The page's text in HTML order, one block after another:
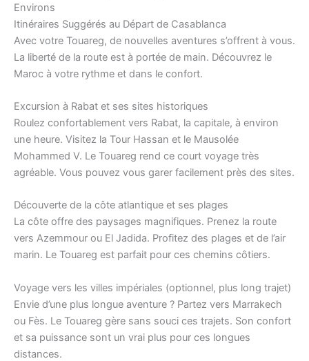
Environs
Itinéraires Suggérés au Départ de Casablanca
Avec votre Touareg, de nouvelles aventures s’offrent à vous.
La liberté de la route est à portée de main. Découvrez le
Maroc à votre rythme et dans le confort.
Excursion à Rabat et ses sites historiques
Roulez confortablement vers Rabat, la capitale, à environ
une heure. Visitez la Tour Hassan et le Mausolée
Mohammed V. Le Touareg rend ce court voyage très
agréable. Vous pouvez vous garer facilement près des sites.
Découverte de la côte atlantique et ses plages
La côte offre des paysages magnifiques. Prenez la route
vers Azemmour ou El Jadida. Profitez des plages et de l’air
marin. Le Touareg est parfait pour ces chemins côtiers.
Voyage vers les villes impériales (optionnel, plus long trajet)
Envie d’une plus longue aventure ? Partez vers Marrakech
ou Fès. Le Touareg gère sans souci ces trajets. Son confort
et sa puissance sont un vrai plus pour ces longues
distances.